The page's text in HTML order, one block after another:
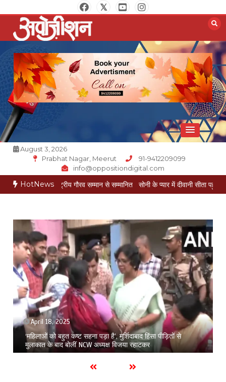
to
content
Opposition Digital
August 3, 2026
Prabhat Nagar, Meerut
91-9412209099
info@oppositiondigital.com
HotNews
राष्ट्रीय गौरव सम्मान से सम्मानित सोनी के प्यार में दीवानी सीता पहुंची मेरठ सोनी के
April 18, 2025
‘महिलाओं को बहुत कष्ट सहना पड़ा है’, मुर्शिदाबाद हिंसा पीड़ितों से
मुलाकात के बाद बोलीं NCW अध्यक्ष विजया रहाटकर